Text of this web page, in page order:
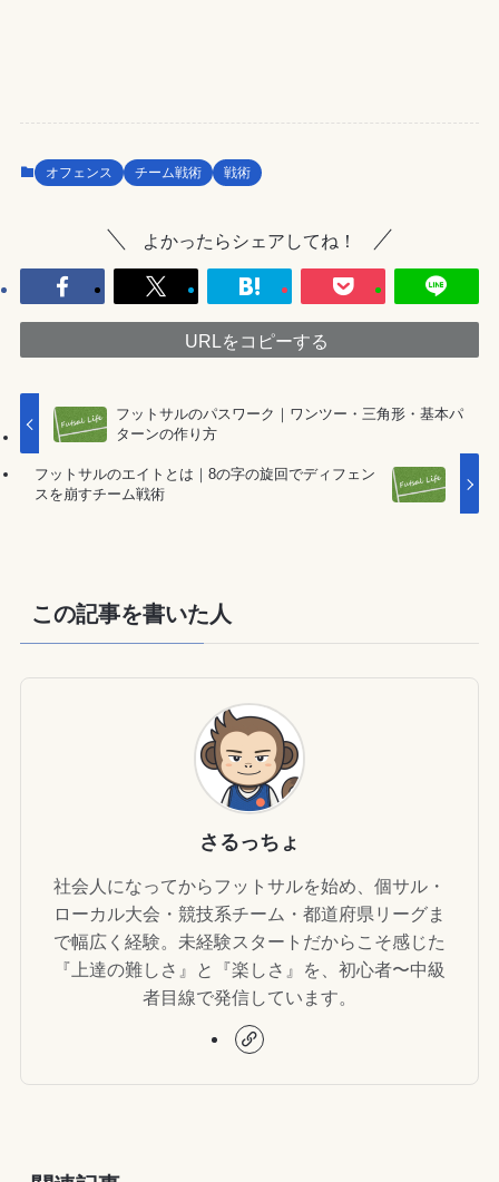
オフェンス チーム戦術 戦術
よかったらシェアしてね！
URLをコピーする
フットサルのパスワーク｜ワンツー・三角形・基本パ
ターンの作り方
フットサルのエイトとは｜8の字の旋回でディフェン
スを崩すチーム戦術
この記事を書いた人
さるっちょ
社会人になってからフットサルを始め、個サル・
ローカル大会・競技系チーム・都道府県リーグま
で幅広く経験。未経験スタートだからこそ感じた
『上達の難しさ』と『楽しさ』を、初心者〜中級
者目線で発信しています。